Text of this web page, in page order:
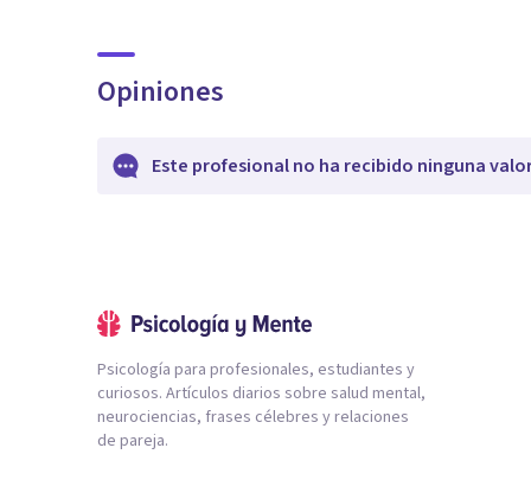
Opiniones
Este profesional no ha recibido ninguna
Psicología para profesionales, estudiantes y
curiosos. Artículos diarios sobre salud mental,
neurociencias, frases célebres y relaciones
de pareja.